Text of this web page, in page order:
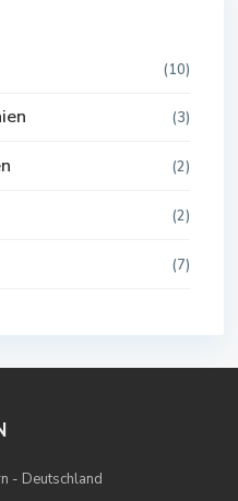
(10)
(3)
(2)
(2)
(7)
- Deutschland